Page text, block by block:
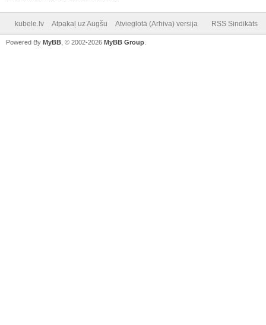
kubele.lv Atpakaļ uz Augšu Atvieglotā (Arhiva) versija RSS Sindikāts
Powered By MyBB , © 2002-2026 MyBB Group